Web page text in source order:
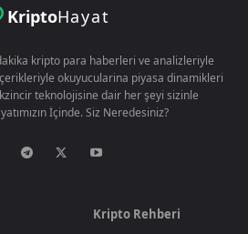
KriptoHayat
kripto para haberleri ve analizleriyle
okuyucularina piyasa dinamikleri
teknolojisine dair her şeyi sizinle
İçinde. Siz Neredesiniz?
Kripto Rehberi